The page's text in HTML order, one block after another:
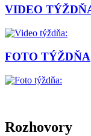
VIDEO
FOTO TÝŽDŇA
Rozhovory